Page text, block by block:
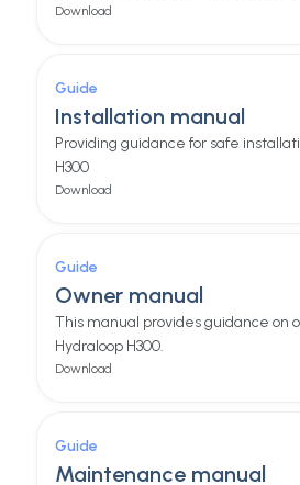
Download
Guide
Installation manual
Providing guidance for safe
H300
Download
Guide
Owner manual
This manual provides guidance on
Hydraloop H300.
Download
Guide
Maintenance manual